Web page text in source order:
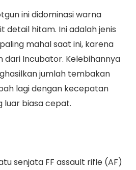
ini didominasi warna
detail hitam. Ini adalah jenis
mahal saat ini, karena
dari Incubator. Kelebihannya
jumlah tembakan
lagi dengan kecepatan
luar biasa cepat.
senjata FF assault rifle (AF)